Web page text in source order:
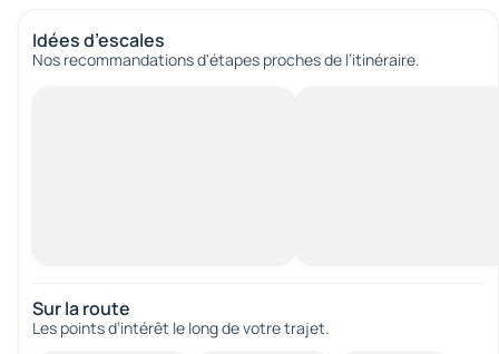
Idées d’escales
Nos recommandations d'étapes proches de l’itinéraire.
Sur la route
Les points d’intérêt le long de votre trajet.